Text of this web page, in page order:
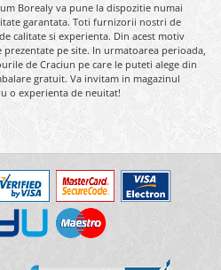
Borealy va pune la dispozitie numai
garantata. Toti furnizorii nostri de
calitate si experienta. Din acest motiv
pe site. In urmatoarea perioada,
de Craciun pe care le puteti alege din
gratuit. Va invitam in magazinul
o experienta de neuitat!